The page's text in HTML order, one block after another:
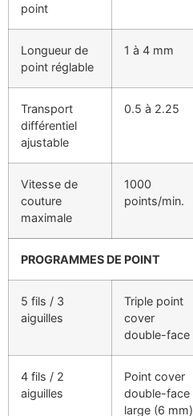
point
Longueur de
point réglable
1 à 4 mm
Transport
différentiel
ajustable
0.5 à 2.25
Vitesse de
couture
maximale
1000
points/min.
PROGRAMMES DE POINT
5 fils / 3
aiguilles
Triple point
cover
double-face
4 fils / 2
aiguilles
Point cover
double-face
large (6 mm)